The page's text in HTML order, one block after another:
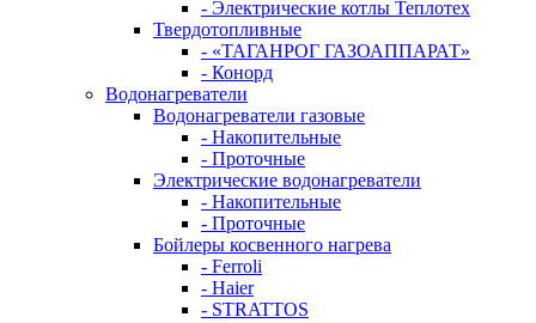
- Электрические котлы Теплотех
Твердотопливные
- «ТАГАНРОГ ГАЗОАППАРАТ»
- Конорд
Водонагреватели
Водонагреватели газовые
- Накопительные
- Проточные
Электрические водонагреватели
- Накопительные
- Проточные
Бойлеры косвенного нагрева
- Ferroli
- Haier
- STRATTOS